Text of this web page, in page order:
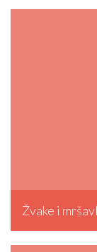
admin, December
Žvake i
admin, October